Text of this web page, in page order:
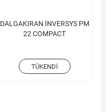
DALGAKIRAN İNVERSYS PM
22 COMPACT
TÜKENDI